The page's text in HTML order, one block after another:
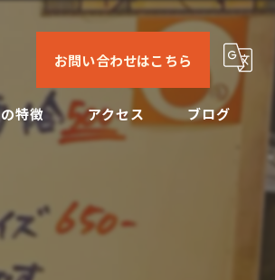
お問い合わせはこちら
特徴 アクセス ブログ